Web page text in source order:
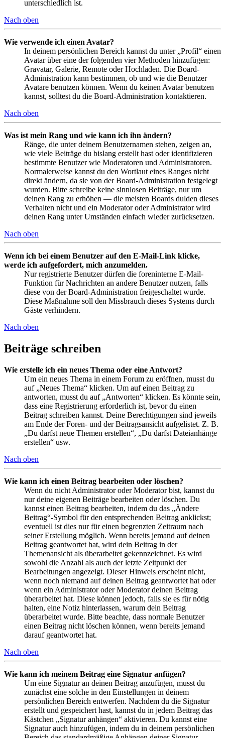
unterschiedlich ist.
Nach oben
Wie verwende ich einen Avatar?
In deinem persönlichen Bereich kannst du unter „Profil“ einen
Avatar über eine der folgenden vier Methoden hinzufügen:
Gravatar, Galerie, Remote oder Hochladen. Die Board-
Administration kann bestimmen, ob und wie die Benutzer
Avatare benutzen können. Wenn du keinen Avatar benutzen
kannst, solltest du die Board-Administration kontaktieren.
Nach oben
Was ist mein Rang und wie kann ich ihn ändern?
Ränge, die unter deinem Benutzernamen stehen, zeigen an,
wie viele Beiträge du bislang erstellt hast oder identifizieren
bestimmte Benutzer wie Moderatoren und Administratoren.
Normalerweise kannst du den Wortlaut eines Ranges nicht
direkt ändern, da sie von der Board-Administration festgelegt
wurden. Bitte schreibe keine sinnlosen Beiträge, nur um
deinen Rang zu erhöhen — die meisten Boards dulden dieses
Verhalten nicht und ein Moderator oder Administrator wird
deinen Rang unter Umständen einfach wieder zurücksetzen.
Nach oben
Wenn ich bei einem Benutzer auf den E-Mail-Link klicke,
werde ich aufgefordert, mich anzumelden.
Nur registrierte Benutzer dürfen die foreninterne E-Mail-
Funktion für Nachrichten an andere Benutzer nutzen, falls
diese von der Board-Administration freigeschaltet wurde.
Diese Maßnahme soll den Missbrauch dieses Systems durch
Gäste verhindern.
Nach oben
Beiträge schreiben
Wie erstelle ich ein neues Thema oder eine Antwort?
Um ein neues Thema in einem Forum zu eröffnen, musst du
auf „Neues Thema“ klicken. Um auf einen Beitrag zu
antworten, musst du auf „Antworten“ klicken. Es könnte sein,
dass eine Registrierung erforderlich ist, bevor du einen
Beitrag schreiben kannst. Deine Berechtigungen sind jeweils
am Ende der Foren- und der Beitragsansicht aufgelistet. Z. B.
„Du darfst neue Themen erstellen“, „Du darfst Dateianhänge
erstellen“ usw.
Nach oben
Wie kann ich einen Beitrag bearbeiten oder löschen?
Wenn du nicht Administrator oder Moderator bist, kannst du
nur deine eigenen Beiträge bearbeiten oder löschen. Du
kannst einen Beitrag bearbeiten, indem du das „Ändere
Beitrag“-Symbol für den entsprechenden Beitrag anklickst;
eventuell ist dies nur für einen begrenzten Zeitraum nach
seiner Erstellung möglich. Wenn bereits jemand auf deinen
Beitrag geantwortet hat, wird dein Beitrag in der
Themenansicht als überarbeitet gekennzeichnet. Es wird
sowohl die Anzahl als auch der letzte Zeitpunkt der
Bearbeitungen angezeigt. Dieser Hinweis erscheint nicht,
wenn noch niemand auf deinen Beitrag geantwortet hat oder
wenn ein Administrator oder Moderator deinen Beitrag
überarbeitet hat. Diese können jedoch, falls sie es für nötig
halten, eine Notiz hinterlassen, warum dein Beitrag
überarbeitet wurde. Bitte beachte, dass normale Benutzer
einen Beitrag nicht löschen können, wenn bereits jemand
darauf geantwortet hat.
Nach oben
Wie kann ich meinem Beitrag eine Signatur anfügen?
Um eine Signatur an deinen Beitrag anzufügen, musst du
zunächst eine solche in den Einstellungen in deinem
persönlichen Bereich entwerfen. Nachdem du die Signatur
erstellt und gespeichert hast, kannst du in jedem Beitrag das
Kästchen „Signatur anhängen“ aktivieren. Du kannst eine
Signatur auch hinzufügen, indem du in deinem persönlichen